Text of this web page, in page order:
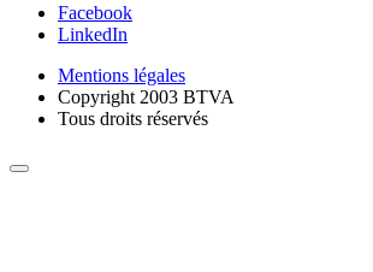
Facebook
LinkedIn
Mentions légales
Copyright 2003 BTVA
Tous droits réservés